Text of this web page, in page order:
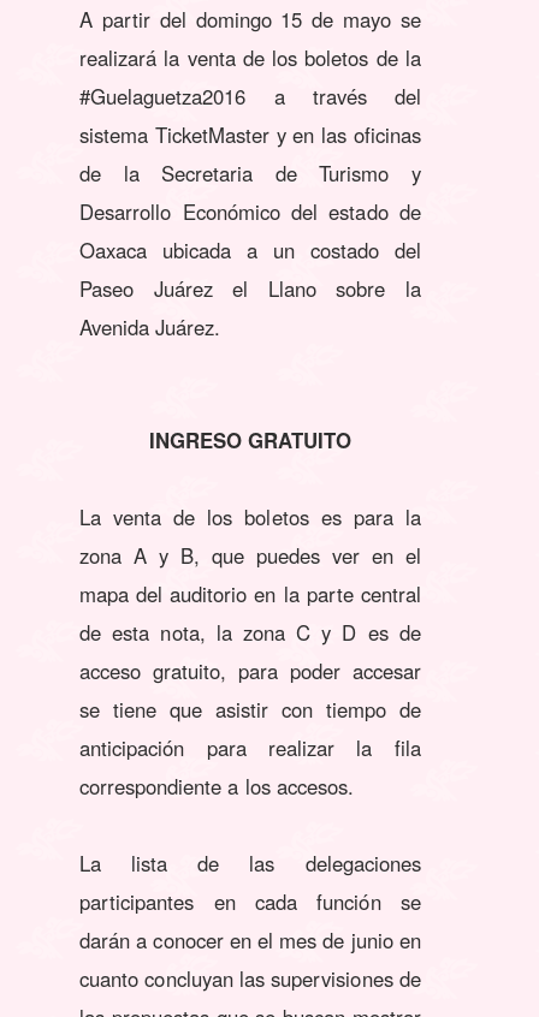
A partir del domingo 15 de mayo se
realizará la venta de los boletos de la
#Guelaguetza2016 a través del
sistema TicketMaster y en las oficinas
de la Secretaria de Turismo y
Desarrollo Económico del estado de
Oaxaca ubicada a un costado del
Paseo Juárez el Llano sobre la
Avenida Juárez.
INGRESO GRATUITO
La venta de los boletos es para la
zona A y B, que puedes ver en el
mapa del auditorio en la parte central
de esta nota, la zona C y D es de
acceso gratuito, para poder accesar
se tiene que asistir con tiempo de
anticipación para realizar la fila
correspondiente a los accesos.
La lista de las delegaciones
participantes en cada función se
darán a conocer en el mes de junio en
cuanto concluyan las supervisiones de